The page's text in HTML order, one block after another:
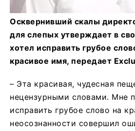
Осквернивший скалы
для слепых утверждает в
хотел исправить грубое
красивое имя, передает
– Эта красивая, чудесная
нецензурными словами. Мне
исправить грубое слово на
неосознанности совершил